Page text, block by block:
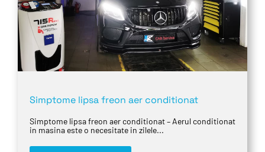
Simptome lipsa freon aer conditionat
Simptome lipsa freon aer conditionat – Aerul conditionat
in masina este o necesitate in zilele...